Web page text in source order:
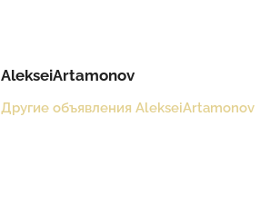
AlekseiArtamonov
Другие объявления AlekseiArtamonov